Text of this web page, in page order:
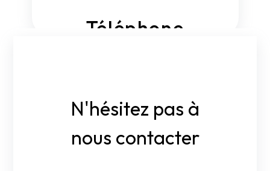
Téléphone
N'hésitez pas à
nous contacter